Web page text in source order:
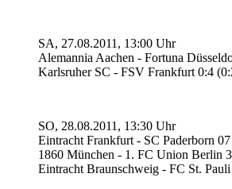
SA, 27.08.2011, 13:00 Uhr
Alemannia Aachen - Fortuna
Karlsruher SC - FSV Frankfurt 0:4
SO, 28.08.2011, 13:30 Uhr
Eintracht Frankfurt - SC Paderborn
1860 München - 1. FC Union Berlin
Eintracht Braunschweig - FC St.